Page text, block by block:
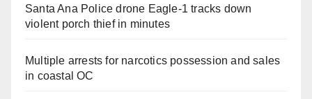
Santa Ana Police drone Eagle-1 tracks down
violent porch thief in minutes
Multiple arrests for narcotics possession and sales
in coastal OC